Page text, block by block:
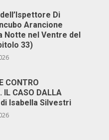
Di
Arancione
Notte nel Ventre del
33)
CONTRO
IL CASO DALLA
di Isabella Silvestri